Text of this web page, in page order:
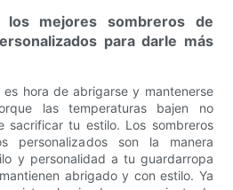
mejores sombreros de
para darle más
hora de abrigarse y mantenerse
las temperaturas bajen no
sacrificar tu estilo. Los sombreros
personalizados son la manera
y personalidad a tu guardarropa
abrigado y con estilo. Ya